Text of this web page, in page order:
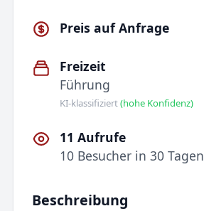
Preis auf Anfrage
Freizeit
Führung
KI-klassifiziert(hohe Konfidenz)
11 Aufrufe
10 Besucher in 30 Tagen
Beschreibung